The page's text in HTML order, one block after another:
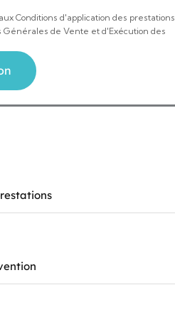
Conditions d'application des prestations
de Vente et d'Exécution des